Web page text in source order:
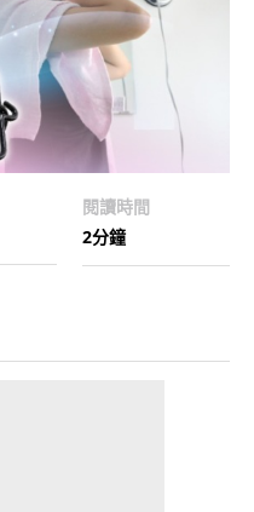
閱讀時間
2分鐘